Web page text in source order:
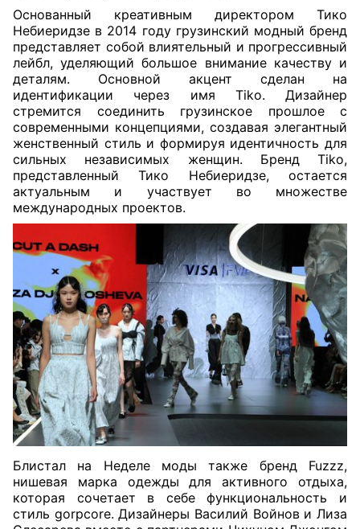
Основанный креативным директором Тико
Небиеридзе в 2014 году грузинский модный бренд
представляет собой влиятельный и прогрессивный
лейбл, уделяющий большое внимание качеству и
деталям. Основной акцент сделан на
идентификации через имя Tiko. Дизайнер
стремится соединить грузинское прошлое с
современными концепциями, создавая элегантный
женственный стиль и формируя идентичность для
сильных независимых женщин. Бренд Tiko,
представленный Тико Небиеридзе, остается
актуальным и участвует во множестве
международных проектов.
Блистал на Неделе моды также бренд Fuzzz,
нишевая марка одежды для активного отдыха,
которая сочетает в себе функциональность и
стиль gorpcore. Дизайнеры Василий Войнов и Лиза